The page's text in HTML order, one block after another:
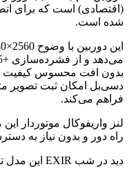
شده است.
دسی‌بل امکان ثبت تصویر
فراهم می‌کند.
لنز واریفوکال موتوردار
راه دور و بدون نیاز به
دید در شب EXIR این مدل تا برد ۵۰ متر است.